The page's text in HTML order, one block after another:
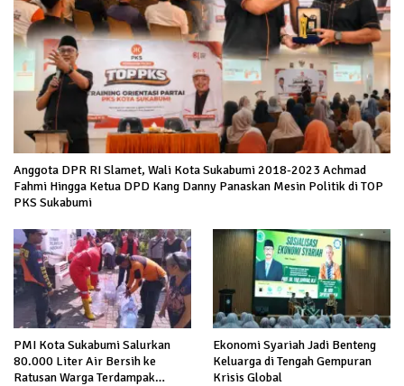
Anggota DPR RI Slamet, Wali Kota Sukabumi 2018-2023 Achmad
Fahmi Hingga Ketua DPD Kang Danny Panaskan Mesin Politik di TOP
PKS Sukabumi
PMI Kota Sukabumi Salurkan
80.000 Liter Air Bersih ke
Ratusan Warga Terdampak
Ekonomi Syariah Jadi Benteng
Keluarga di Tengah Gempuran
Krisis Global